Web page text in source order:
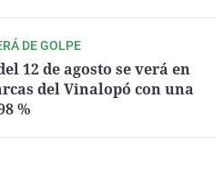
DE GOLPE
12 de agosto se verá en
del Vinalopó con una
%